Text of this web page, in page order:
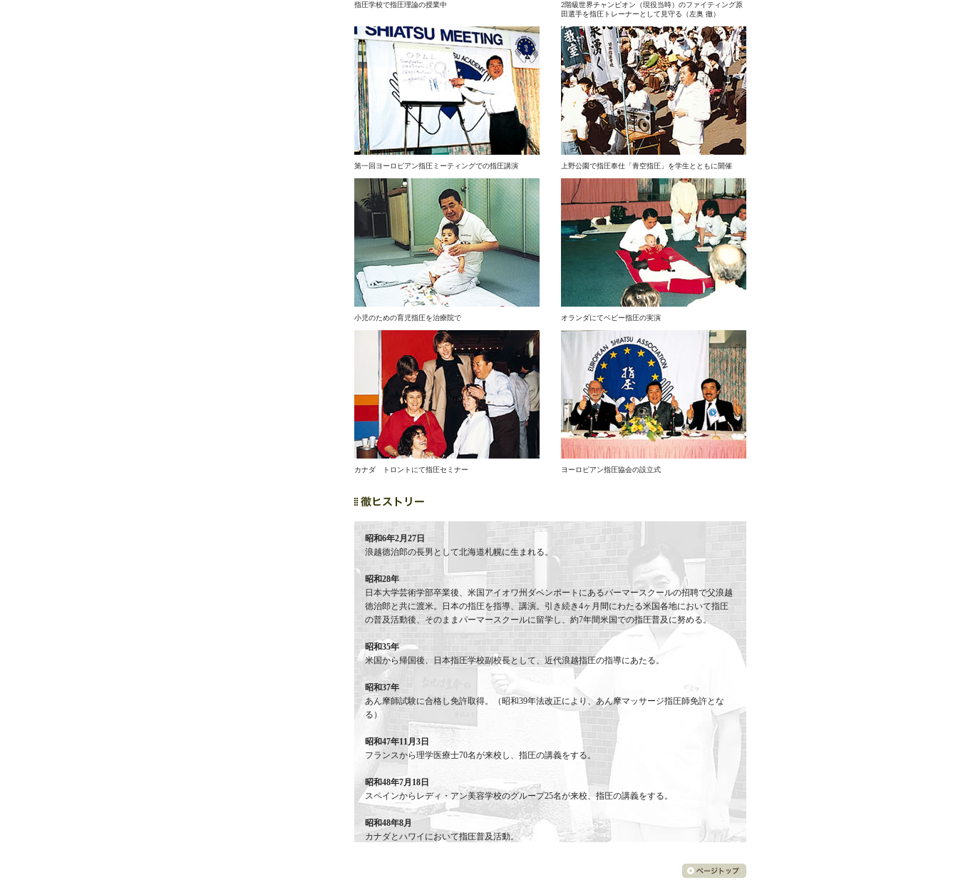
指圧学校で指圧理論の授業中
2階級世界チャンピオン（現役当時）のファイティング原
田選手を指圧トレーナーとして見守る（左奥 徹）
第一回ヨーロピアン指圧ミーティングでの指圧講演 上野公園で指圧奉仕「青空指圧」を学生とともに開催
小児のための育児指圧を治療院で オランダにてベビー指圧の実演
カナダ トロントにて指圧セミナー ヨーロピアン指圧協会の設立式